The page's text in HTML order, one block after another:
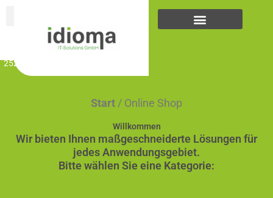
25262
Start / Online Shop
Willkommen
Wir bieten Ihnen maßgeschneiderte Lösungen für
jedes Anwendungsgebiet.
Bitte wählen Sie eine Kategorie: